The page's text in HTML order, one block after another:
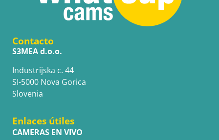
Contacto
S3MEA d.o.o.
Industrijska c. 44
SI-5000 Nova Gorica
Slovenia
Enlaces útiles
CAMERAS EN VIVO